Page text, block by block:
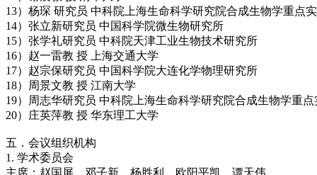
13）杨琛 研究员 中科院上海生命科学研究院合成生物学重点
14）张立新研究员 中国科学院微生物研究所
15）张学礼研究员 中科院天津工业生物技术研究所
16）赵一雷教 授 上海交通大学
17）赵宗保研究员 中国科学院大连化学物理研究所
18）周景文教 授 江南大学
19）周志华研究员 中科院上海生命科学研究院合成生物学重点
20）庄英萍教 授 华东理工大学
五．会议组织机构
1. 学术委员会